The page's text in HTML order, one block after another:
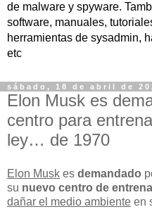
de malware y spyware.
software, manuales,
herramientas de sysadmin,
etc
sábado, 18 de abril de
Elon Musk es
centro para
ley… de 1970
Elon Musk es demandado
su nuevo centro de
dañar el medio ambiente en